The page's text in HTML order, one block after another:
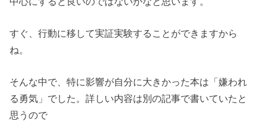
すぐ、行動に移して実証実験することができますから
ね。
そんな中で、特に影響が自分に大きかった本は「嫌われ
る勇気」でした。詳しい内容は別の記事で書いていたと
思うので